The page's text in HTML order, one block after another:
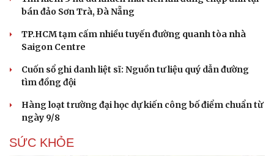
bán đảo Sơn Trà, Đà Nẵng
TP.HCM tạm cấm nhiều tuyến đường quanh tòa nhà
Saigon Centre
Cuốn sổ ghi danh liệt sĩ: Nguồn tư liệu quý dẫn đường
tìm đồng đội
Hàng loạt trường đại học dự kiến công bố điểm chuẩn từ
ngày 9/8
SỨC KHỎE